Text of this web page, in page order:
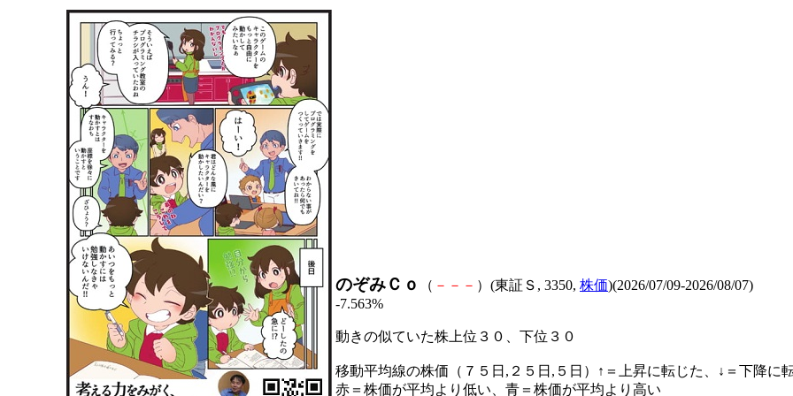
のぞみＣｏ （ － － － ）(東証Ｓ, 3350, 株価)(2026/07/09-2026/08/07)
-7.563%
動きの似ていた株上位３０、下位３０
移動平均線の株価（７５日,２５日,５日）↑＝上昇に転じた、↓＝下降に
赤＝株価が平均より低い、青＝株価が平均より高い